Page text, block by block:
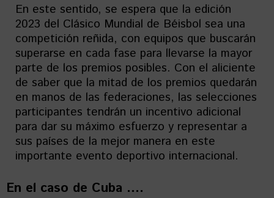
En este sentido, se espera que la edición
2023 del Clásico Mundial de Béisbol sea una
competición reñida, con equipos que buscarán
superarse en cada fase para llevarse la mayor
parte de los premios posibles. Con el aliciente
de saber que la mitad de los premios quedarán
en manos de las federaciones, las selecciones
participantes tendrán un incentivo adicional
para dar su máximo esfuerzo y representar a
sus países de la mejor manera en este
importante evento deportivo internacional.
En el caso de Cuba ….